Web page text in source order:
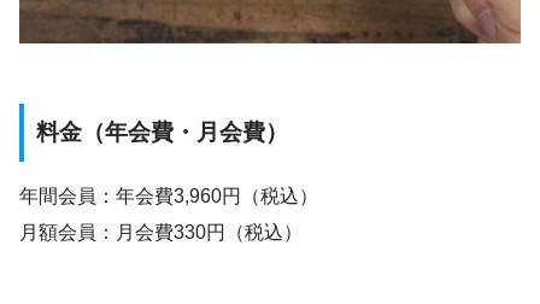
料金（年会費・月会費）
年間会員：年会費3,960円（税込）
月額会員：月会費330円（税込）